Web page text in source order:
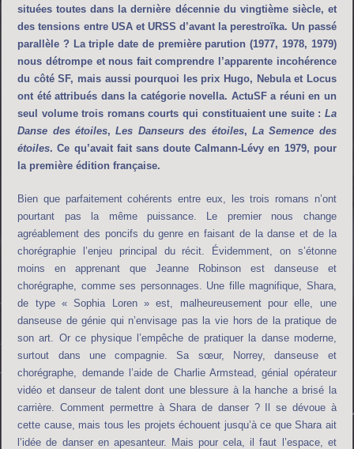
situées toutes dans la dernière décennie du vingtième siècle, et
des tensions entre USA et URSS d’avant la perestroïka. Un passé
parallèle ? La triple date de première parution (1977, 1978, 1979)
nous détrompe et nous fait comprendre l’apparente incohérence
du côté SF, mais aussi pourquoi les prix Hugo, Nebula et Locus
ont été attribués dans la catégorie novella. ActuSF a réuni en un
seul volume trois romans courts qui constituaient une suite : La
Danse des étoiles,Les Danseurs des étoiles, La Semence des
étoiles. Ce qu’avait fait sans doute Calmann-Lévy en 1979, pour
la première édition française.
Bien que parfaitement cohérents entre eux, les trois romans n’ont
pourtant pas la même puissance. Le premier nous change
agréablement des poncifs du genre en faisant de la danse et de la
chorégraphie l’enjeu principal du récit. Évidemment, on s’étonne
moins en apprenant que Jeanne Robinson est danseuse et
chorégraphe, comme ses personnages. Une fille magnifique, Shara,
de type « Sophia Loren » est, malheureusement pour elle, une
danseuse de génie qui n’envisage pas la vie hors de la pratique de
son art. Or ce physique l’empêche de pratiquer la danse moderne,
surtout dans une compagnie. Sa sœur, Norrey, danseuse et
chorégraphe, demande l’aide de Charlie Armstead, génial opérateur
vidéo et danseur de talent dont une blessure à la hanche a brisé la
carrière. Comment permettre à Shara de danser ? Il se dévoue à
cette cause, mais tous les projets échouent jusqu’à ce que Shara ait
l’idée de danser en apesanteur. Mais pour cela, il faut l’espace, et